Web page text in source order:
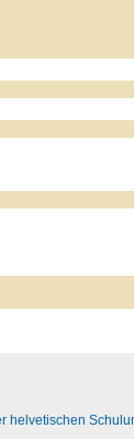
helvetischen